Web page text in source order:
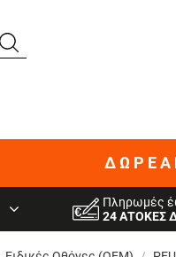
Πληρωμές
24 ΑΤΟΚΕΣ